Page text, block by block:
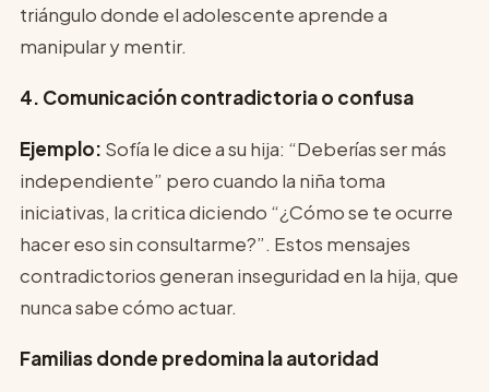
triángulo donde el adolescente aprende a
manipular y mentir.
4. Comunicación contradictoria o confusa
Ejemplo: Sofía le dice a su hija: “Deberías ser más
independiente” pero cuando la niña toma
iniciativas, la critica diciendo “¿Cómo se te ocurre
hacer eso sin consultarme?”. Estos mensajes
contradictorios generan inseguridad en la hija, que
nunca sabe cómo actuar.
Familias donde predomina la autoridad